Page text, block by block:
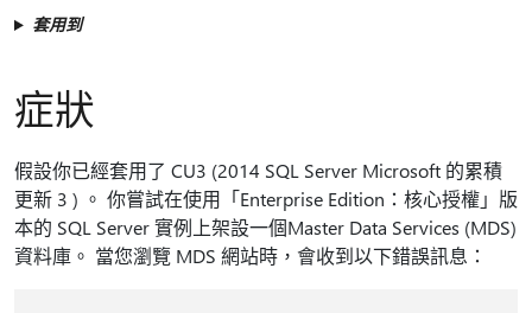
套用到
症狀
假設你已經套用了 CU3 (2014 SQL Server Microsoft 的累積
更新 3 ) 。 你嘗試在使用「Enterprise Edition：核心授權」版
本的 SQL Server 實例上架設一個Master Data Services (MDS)
資料庫。 當您瀏覽 MDS 網站時，會收到以下錯誤訊息：